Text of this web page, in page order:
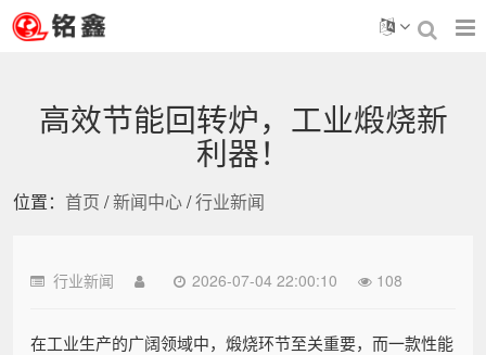
高效节能回转炉，工业煅烧新
利器！
位置： 首页 /新闻中心/行业新闻
行业新闻 2026-07-04 22:00:10 108
在工业生产的广阔领域中，煅烧环节至关重要，而一款性能